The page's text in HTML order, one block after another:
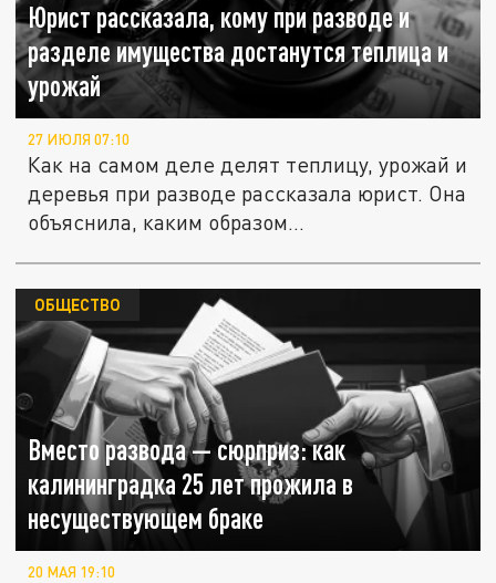
Юрист рассказала, кому при разводе и
разделе имущества достанутся теплица и
урожай
27 ИЮЛЯ 07:10
Как на самом деле делят теплицу, урожай и
деревья при разводе рассказала юрист. Она
объяснила, каким образом...
Вместо развода — сюрприз: как
калининградка 25 лет прожила в
несуществующем браке
ОБЩЕСТВО
20 МАЯ 19:10